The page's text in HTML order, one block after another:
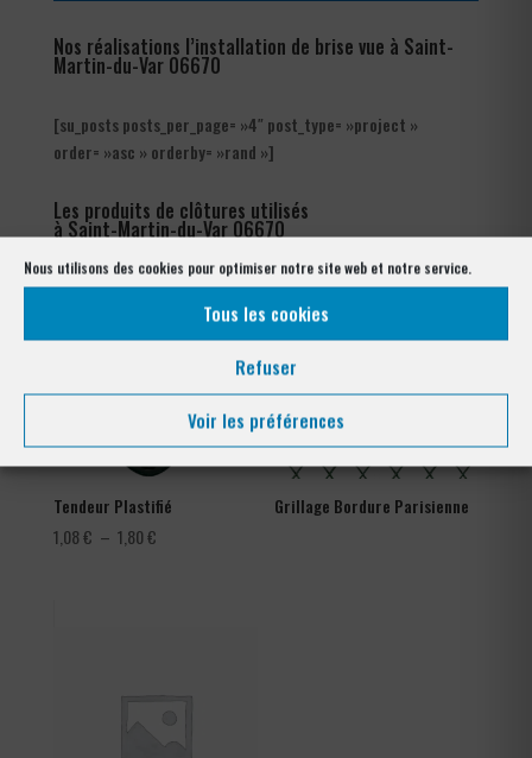
Nous utilisons des cookies pour optimiser notre site web et notre service.
Tous les cookies
Refuser
Voir les préférences
Nos réalisations l’installation de brise vue à Saint-
Martin-du-Var 06670
[su_posts posts_per_page= »4″ post_type= »project »
order= »asc » orderby= »rand »]
Les produits de clôtures utilisés
à Saint-Martin-du-Var 06670
Tendeur Plastifié
1,08€ – 1,80€Plage
Grillage Bordure Parisienne